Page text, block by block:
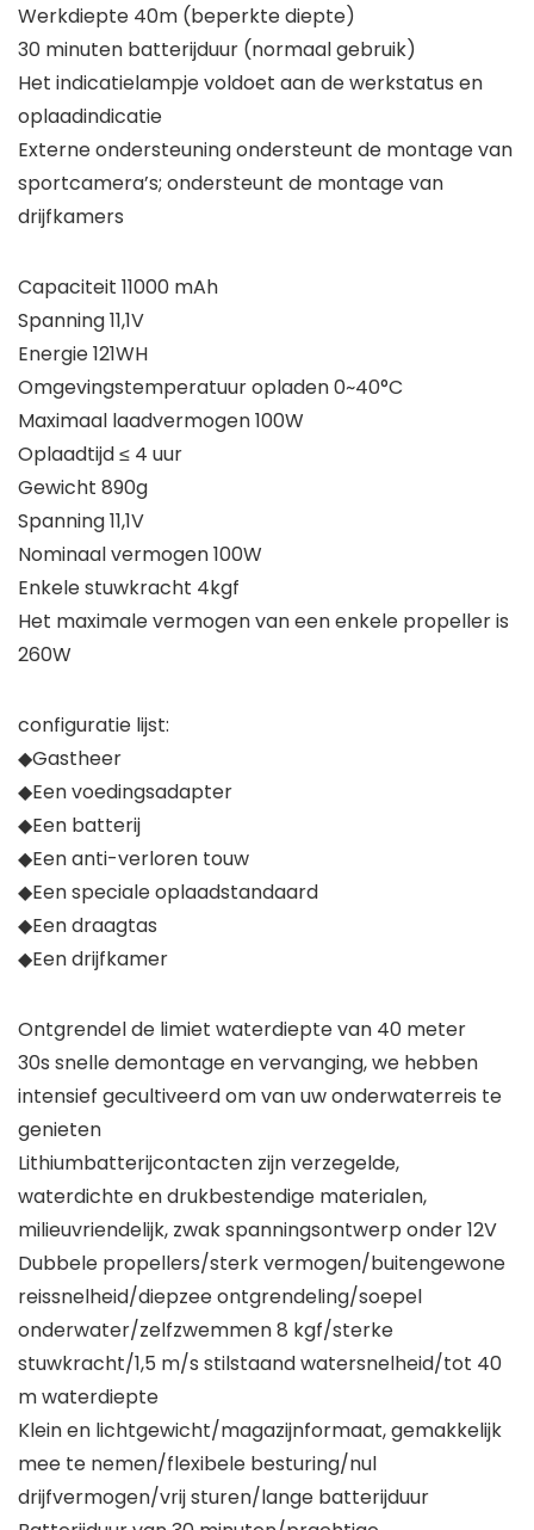
Werkdiepte 40m (beperkte diepte)
30 minuten batterijduur (normaal gebruik)
Het indicatielampje voldoet aan de werkstatus en
oplaadindicatie
Externe ondersteuning ondersteunt de montage van
sportcamera’s; ondersteunt de montage van
drijfkamers
Capaciteit 11000 mAh
Spanning 11,1V
Energie 121WH
Omgevingstemperatuur opladen 0~40°C
Maximaal laadvermogen 100W
Oplaadtijd ≤ 4 uur
Gewicht 890g
Spanning 11,1V
Nominaal vermogen 100W
Enkele stuwkracht 4kgf
Het maximale vermogen van een enkele propeller is
260W
configuratie lijst:
◆Gastheer
◆Een voedingsadapter
◆Een batterij
◆Een anti-verloren touw
◆Een speciale oplaadstandaard
◆Een draagtas
◆Een drijfkamer
Ontgrendel de limiet waterdiepte van 40 meter
30s snelle demontage en vervanging, we hebben
intensief gecultiveerd om van uw onderwaterreis te
genieten
Lithiumbatterijcontacten zijn verzegelde,
waterdichte en drukbestendige materialen,
milieuvriendelijk, zwak spanningsontwerp onder 12V
Dubbele propellers/sterk vermogen/buitengewone
reissnelheid/diepzee ontgrendeling/soepel
onderwater/zelfzwemmen 8 kgf/sterke
stuwkracht/1,5 m/s stilstaand watersnelheid/tot 40
m waterdiepte
Klein en lichtgewicht/magazijnformaat, gemakkelijk
mee te nemen/flexibele besturing/nul
drijfvermogen/vrij sturen/lange batterijduur